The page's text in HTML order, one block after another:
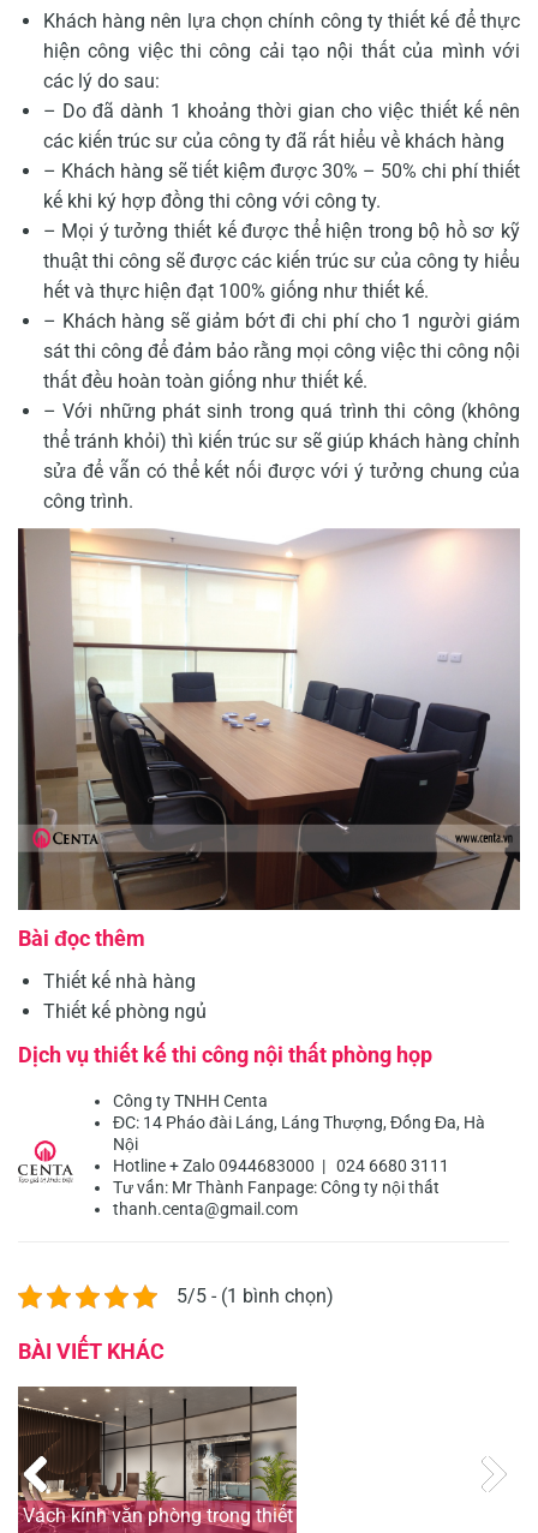
Khách hàng nên lựa chọn chính công ty thiết kế để thực
hiện công việc thi công cải tạo nội thất của mình với
các lý do sau:
– Do đã dành 1 khoảng thời gian cho việc thiết kế nên
các kiến trúc sư của công ty đã rất hiểu về khách hàng
– Khách hàng sẽ tiết kiệm được 30% – 50% chi phí thiết
kế khi ký hợp đồng thi công với công ty.
– Mọi ý tưởng thiết kế được thể hiện trong bộ hồ sơ kỹ
thuật thi công sẽ được các kiến trúc sư của công ty hiểu
hết và thực hiện đạt 100% giống như thiết kế.
– Khách hàng sẽ giảm bớt đi chi phí cho 1 người giám
sát thi công để đảm bảo rằng mọi công việc thi công nội
thất đều hoàn toàn giống như thiết kế.
– Với những phát sinh trong quá trình thi công (không
thể tránh khỏi) thì kiến trúc sư sẽ giúp khách hàng chỉnh
sửa để vẫn có thể kết nối được với ý tưởng chung của
công trình.
Bài đọc thêm
Thiết kế nhà hàng
Thiết kế phòng ngủ
Dịch vụ thiết kế thi công nội thất phòng họp
Công ty TNHH Centa
ĐC: 14 Pháo đài Láng, Láng Thượng, Đống Đa, Hà
Nội
Hotline + Zalo 0944683000 | 024 6680 3111
Tư vấn: Mr Thành Fanpage:Công ty nội thất
thanh.centa@gmail.com
5/5 - (1 bình chọn)
BÀI VIẾT KHÁC
Vách kính văn phòng trong thiết